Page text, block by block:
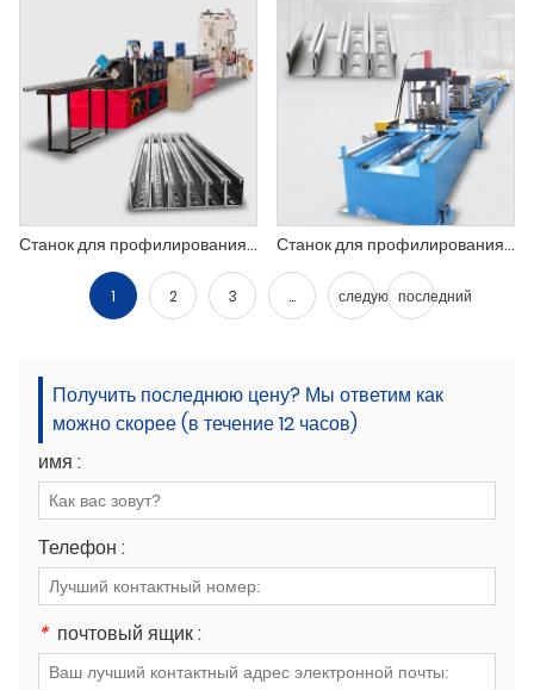
Станок для профилирования U-образных профилей Unistrut Станок для профилирования кронштейнов для солнечных панелей
1 2 3 ... следующийпоследний
Получить последнюю цену? Мы ответим как
можно скорее (в течение 12 часов)
имя :
Телефон :
* почтовый ящик :